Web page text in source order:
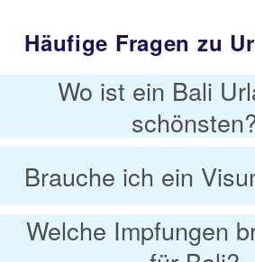
Häufige Fragen zu
Wo ist ein Bali
Brauche ich ein
Welche Impfungen